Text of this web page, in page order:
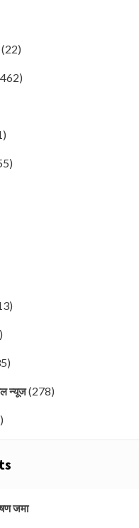
न्यूज(278)
जमा